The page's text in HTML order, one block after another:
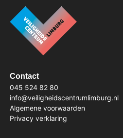
Contact
045 524 82 80
info@veiligheidscentrumlimburg.nl
Algemene voorwaarden
Privacy verklaring